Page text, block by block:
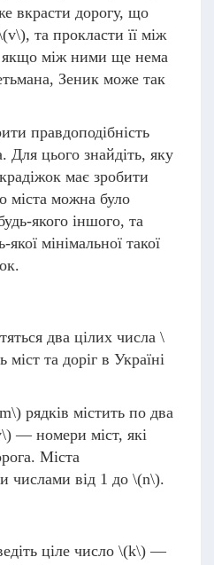
вкрасти дорогу, що
, та прокласти її між
між ними ще нема
Зеник може так
правдоподібність
Для цього знайдіть, яку
має зробити
міста можна було
якого іншого, та
мінімальної такої
два цілих числа \
міст та доріг в Україні
рядків містить по два
— номери міст, які
Міста
числами від 1 до \(n\).
ціле число \(k\) —